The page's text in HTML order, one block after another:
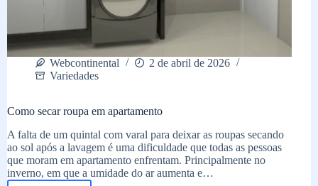
Webcontinental
2 de abril de 2026
Variedades
Como secar roupa em apartamento
A falta de um quintal com varal para deixar as roupas secando
ao sol após a lavagem é uma dificuldade que todas as pessoas
que moram em apartamento enfrentam. Principalmente no
inverno, em que a umidade do ar aumenta e…